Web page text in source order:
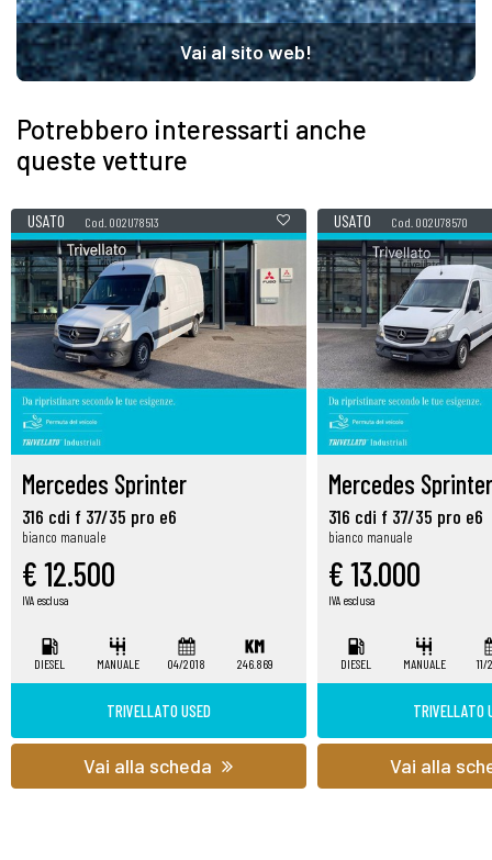
Vai al sito web!
Potrebbero interessarti anche
queste vetture
USATO Cod. 002U78513
Mercedes Sprinter
316 cdi f 37/35 pro e6
bianco manuale
€ 12.500
IVA esclusa
DIESEL MANUALE 04/2018 246.869
TRIVELLATO USED
Vai alla scheda
USATO Cod. 002U78570
Mercedes Sprinter
316 cdi f 37/35 pro e6
bianco manuale
€ 13.000
IVA esclusa
DIESEL MANUALE 11/
TRIVELLATO
Vai alla